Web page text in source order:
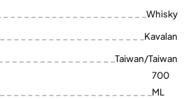
Whisky
Kavalan
Taiwan/Taiwan
700
ML